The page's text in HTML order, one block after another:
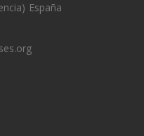
España